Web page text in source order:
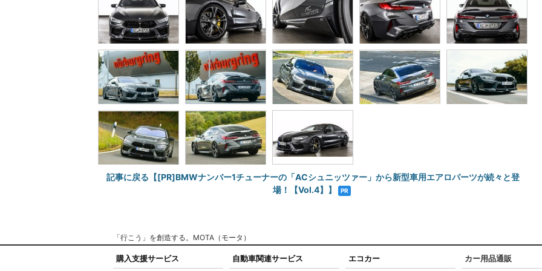
記事に戻る【[PR]BMWナンバー1チューナーの「ACシュニッツァー」から新型車用エアロパーツが続々と登
場！【Vol.4】】
PR
「行こう」を創造する。MOTA（モータ）
購入支援サービス 自動車関連サービス エコカー カー用品通販